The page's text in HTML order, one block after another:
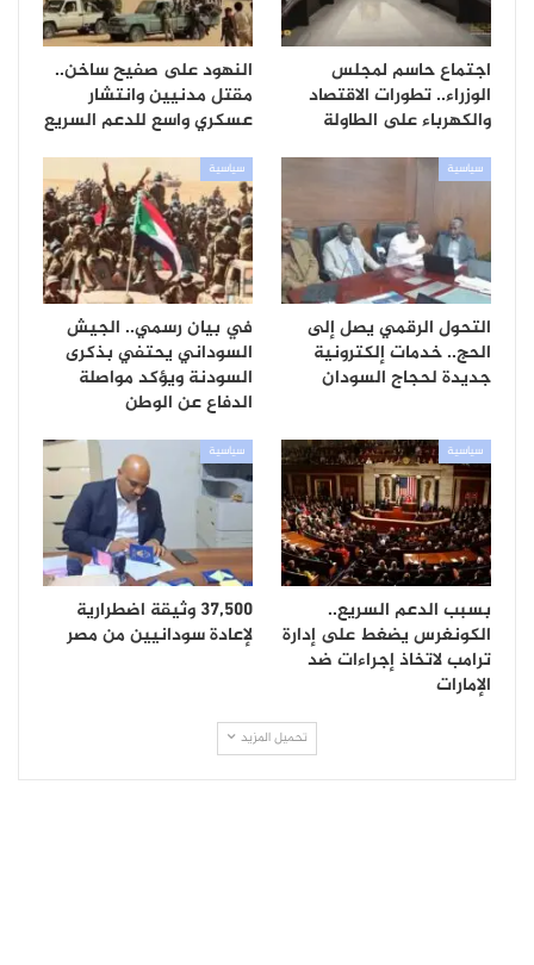
اجتماع حاسم لمجلس
الوزراء.. تطورات الاقتصاد
والكهرباء على الطاولة
النهود على صفيح ساخن..
مقتل مدنيين وانتشار
عسكري واسع للدعم السريع
سياسية
التحول الرقمي يصل إلى
الحج.. خدمات إلكترونية
جديدة لحجاج السودان
سياسية
في بيان رسمي.. الجيش
السوداني يحتفي بذكرى
السودنة ويؤكد مواصلة
الدفاع عن الوطن
سياسية
بسبب الدعم السريع..
الكونغرس يضغط على إدارة
ترامب لاتخاذ إجراءات ضد
الإمارات
سياسية
37,500 وثيقة اضطرارية
لإعادة سودانيين من مصر
تحميل المزيد